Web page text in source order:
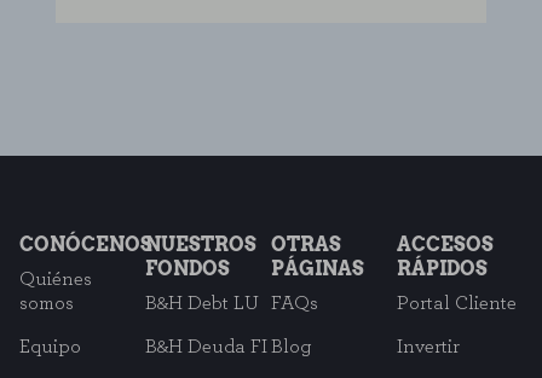
CONÓCENOS
Quiénes
somos
Equipo
NUESTROS
FONDOS
B&H Debt LU
B&H Deuda FI
OTRAS
PÁGINAS
FAQs
Blog
ACCESOS
RÁPIDOS
Portal Cliente
Invertir